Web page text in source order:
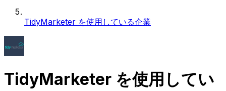
TidyMarketer を使用している企業
TidyMarketer を使用してい